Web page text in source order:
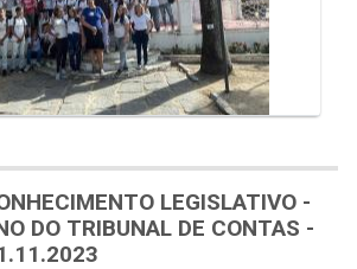
LEGISLATIVO -
DO TRIBUNAL DE CONTAS -